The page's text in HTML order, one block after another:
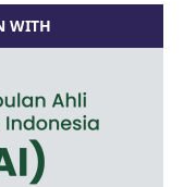
WITH